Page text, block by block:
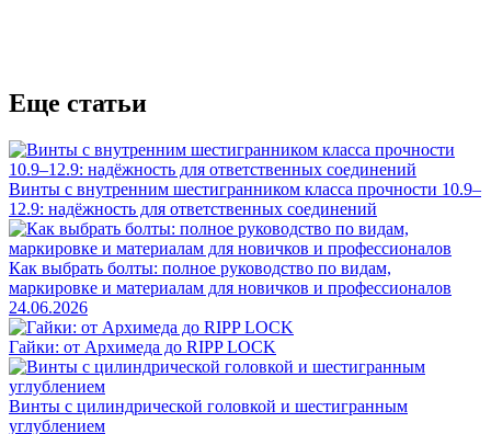
Еще статьи
Винты с внутренним шестигранником класса прочности 10.9–
12.9: надёжность для ответственных соединений
Как выбрать болты: полное руководство по видам,
маркировке и материалам для новичков и профессионалов
24.06.2026
Гайки: от Архимеда до RIPP LOCK
Винты с цилиндрической головкой и шестигранным
углублением